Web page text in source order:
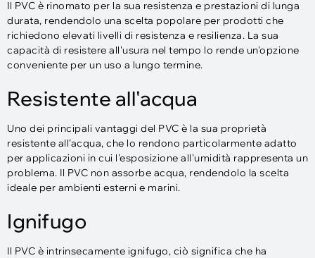
Il PVC è rinomato per la sua resistenza e prestazioni di lunga
durata, rendendolo una scelta popolare per prodotti che
richiedono elevati livelli di resistenza e resilienza. La sua
capacità di resistere all'usura nel tempo lo rende un'opzione
conveniente per un uso a lungo termine.
Resistente all'acqua
Uno dei principali vantaggi del PVC è la sua proprietà
resistente all’acqua, che lo rendono particolarmente adatto
per applicazioni in cui l'esposizione all'umidità rappresenta un
problema. Il PVC non assorbe acqua, rendendolo la scelta
ideale per ambienti esterni e marini.
Ignifugo
Il PVC è intrinsecamente ignifugo, ciò significa che ha